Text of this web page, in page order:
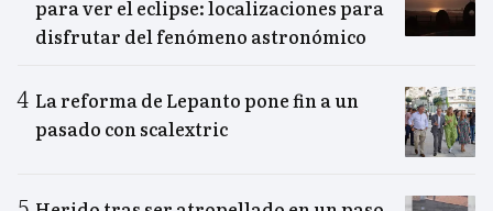
para ver el eclipse: localizaciones para
disfrutar del fenómeno astronómico
La reforma de Lepanto pone fin a un
pasado con scalextric